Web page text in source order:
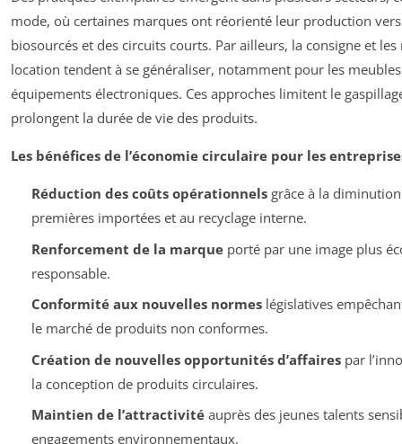
mode, où certaines marques ont réorienté leur production
biosourcés et des circuits courts. Par ailleurs, la consigne et les
location tendent à se généraliser, notamment pour les
équipements électroniques. Ces approches limitent le
prolongent la durée de vie des produits.
Les bénéfices de l’économie circulaire pour les
Réduction des coûts opérationnelsgrâce à la
premières importées et au recyclage interne.
Renforcement de la marqueporté par une image plus
responsable.
Conformité aux nouvelles normeslégislatives
le marché de produits non conformes.
Création de nouvelles opportunités d’affairespar
la conception de produits circulaires.
Maintien de l’attractivitéauprès des jeunes talents
engagements environnementaux.